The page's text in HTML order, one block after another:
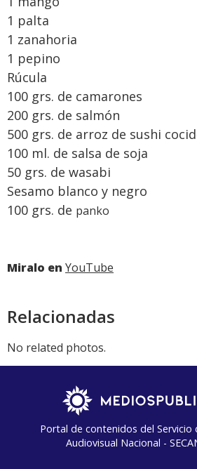
1 palta
1 zanahoria
1 pepino
Rúcula
100 grs. de camarones
200 grs. de salmón
500 grs. de arroz de sushi
100 ml. de salsa de soja
50 grs. de wasabi
Sesamo blanco y negro
100 grs. de panko
Miralo en YouTube
Relacionadas
No related photos.
Portal de contenidos del Servicio
Audiovisual Nacional -